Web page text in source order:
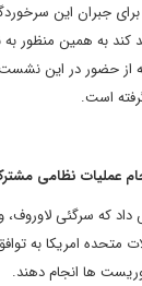
جبران این
کند به همین منظور
از حضور در این
است.
عملیات نظامی
داد که سرگئی لاوروف،
متحده امریکا به
ها انجام دهند.